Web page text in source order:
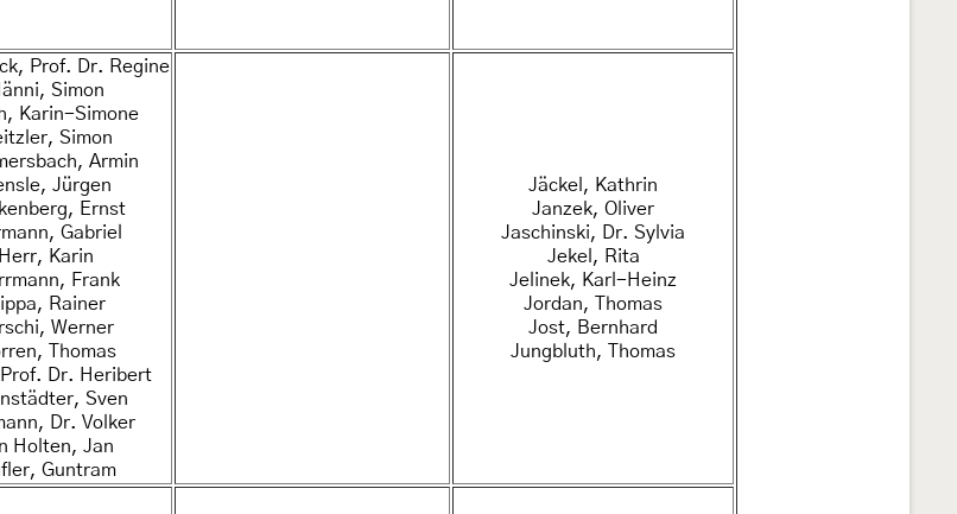
Prof. Dr. Regine
Simon
Karin-Simone
Simon
Armin
Jürgen
Ernst
Gabriel
Herr, Karin
Frank
Rainer
Werner
Thomas
Dr. Heribert
Sven
Dr. Volker
Holten, Jan
Guntram
Jäckel, Kathrin
Janzek, Oliver
Jaschinski, Dr. Sylvia
Jekel, Rita
Jelinek, Karl-Heinz
Jordan, Thomas
Jost, Bernhard
Jungbluth, Thomas